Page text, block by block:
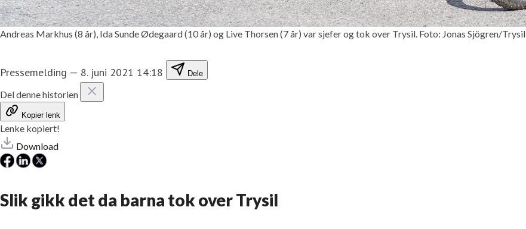
Andreas Markhus (8 år), Ida Sunde Ødegaard (10 år) og Live Thorsen (7 år) var sjefer og tok over Trysil. Foto: Jonas Sjögren/Trysil
Pressemelding — 8. juni 2021 14:18 Dele
Del denne historien
Kopier lenk
Lenke kopiert!
Download
Slik gikk det da barna tok over Trysil